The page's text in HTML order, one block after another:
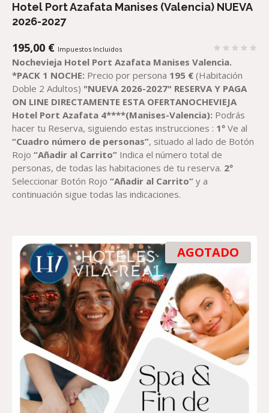
Hotel Port Azafata Manises (Valencia) NUEVA
2026-2027
195,00 € Impuestos Incluidos
Nochevieja Hotel Port Azafata Manises Valencia.
*PACK 1 NOCHE: Precio por persona 195 € (Habitación
Doble 2 Adultos) "NUEVA 2026-2027" RESERVA Y PAGA
ON LINE DIRECTAMENTE ESTA OFERTANOCHEVIEJA
Hotel Port Azafata 4****(Manises-Valencia): Podrás
hacer tu Reserva, siguiendo estas instrucciones : 1º Ve al
“Cuadro número de personas”, situado al lado de Botón
Rojo“Añadir al Carrito” Indica el número total de
personas, de todas las habitaciones de tu reserva. 2º
Seleccionar Botón Rojo“Añadir al Carrito” y a
continuación sigue todas las indicaciones.
AGOTADO